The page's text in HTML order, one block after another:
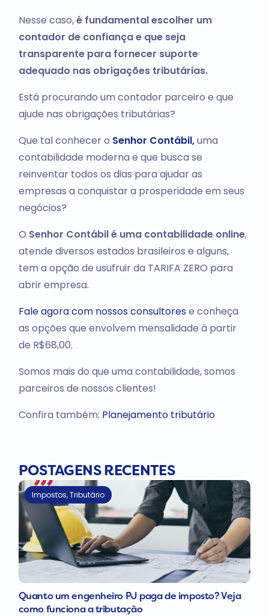
Nesse caso,é fundamental escolher um
contador de confiança e que seja
transparente para fornecer suporte
adequado nas obrigações tributárias.
Está procurando um contador parceiro e que
ajude nas obrigações tributárias?
Que tal conhecer o Senhor Contábil,uma
contabilidade moderna e que busca se
reinventar todos os dias para ajudar as
empresas a conquistar a prosperidade em seus
negócios?
O Senhor Contábil é uma contabilidade online,
atende diversos estados brasileiros e alguns,
tem a opção de usufruir da TARIFA ZERO para
abrir empresa.
Fale agora com nossos consultorese conheça
as opções que envolvem mensalidade à partir
de R$68,00.
Somos mais do que uma contabilidade, somos
parceiros de nossos clientes!
Confira também: Planejamento tributário
POSTAGENS RECENTES
Impostos,Tributário
Quanto um engenheiro PJ paga de imposto? Veja
como funciona a tributação